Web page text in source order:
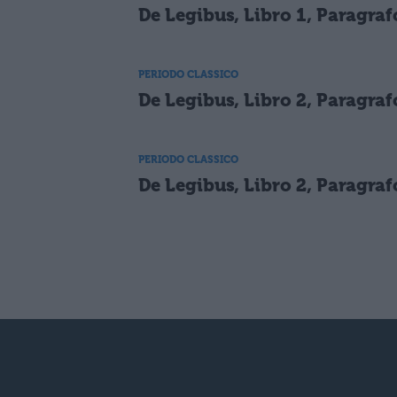
De Legibus, Libro 1,
PERIODO CLASSICO
De Legibus, Libro 2,
PERIODO CLASSICO
De Legibus, Libro 2,